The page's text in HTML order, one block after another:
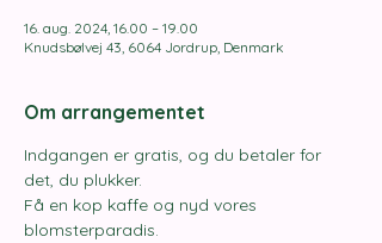
16. aug. 2024, 16.00 – 19.00
Knudsbølvej 43, 6064 Jordrup, Denmark
Om arrangementet
Indgangen er gratis, og du betaler for
det, du plukker.
Få en kop kaffe og nyd vores
blomsterparadis.